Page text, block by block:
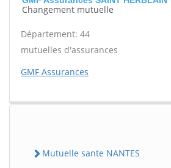
Changement mutuelle
Département: 44
mutuelles d'assurances
GMF Assurances
Mutuelle sante NANTES